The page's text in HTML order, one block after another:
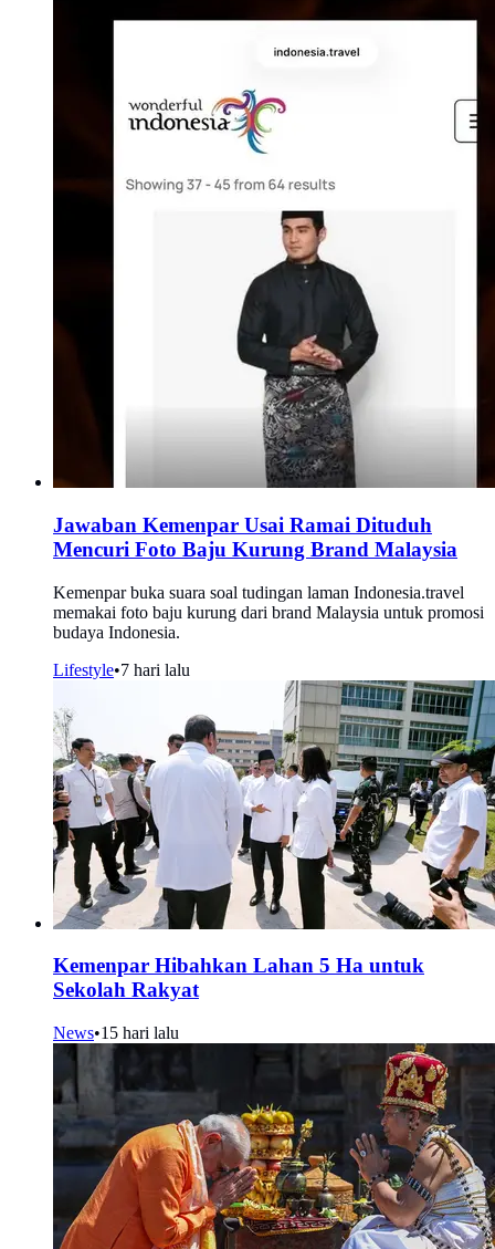
Jawaban Kemenpar Usai Ramai Dituduh
Mencuri Foto Baju Kurung Brand Malaysia
Kemenpar buka suara soal tudingan laman Indonesia.travel
memakai foto baju kurung dari brand Malaysia untuk promosi
budaya Indonesia.
Lifestyle•7 hari lalu
Kemenpar Hibahkan Lahan 5 Ha untuk
Sekolah Rakyat
News•15 hari lalu